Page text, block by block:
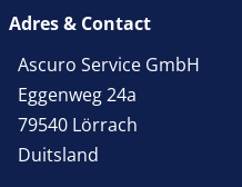
Adres & Contact
Ascuro Service GmbH
Eggenweg 24a
79540 Lörrach
Duitsland